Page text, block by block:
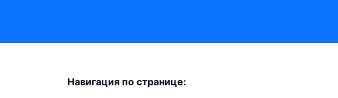
Навигация по странице: